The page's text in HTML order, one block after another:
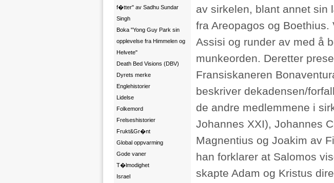
f�tter" av Sadhu Sundar
Singh
Boka "Yong Guy Park sin
opplevelse fra Himmelen og
Helvete"
Death Bed Visions (DBV)
Dyrets merke
Englehistorier
Lidelse
Folkemord
Frelseshistorier
Frukt&Gr�nt
Global oppvarming
Gode vaner
T�lmodighet
Israel
av sirkelen, blant annet sin
fra Areopagos og
Assisi og runder av med å
munkeorden. Deretter
Fransiskaneren
beskriver dekadensen/
de andre medlemmene i
Johannes XXI), Johannes
Magnentius og Joakim av
han forklarer at Salomos
skapte Adam og Kristus